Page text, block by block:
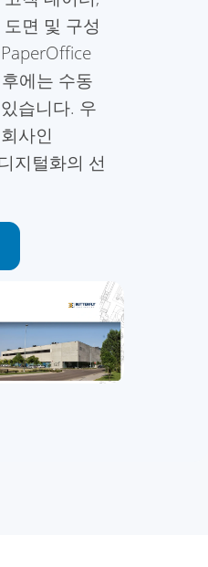
면 및 구성
에는 수동
습니다. 우
사인
지털화의 선